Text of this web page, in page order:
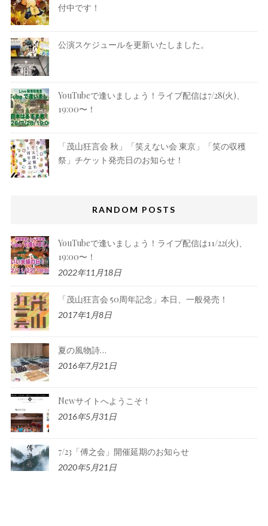
付中です！
公演スケジュールを更新いたしました。
YouTubeで逢いましょう！ライブ配信は7/28(火)、
19:00〜！
「茂山狂言会 秋」「笑えない会 東京」「笑の収穫
祭」チケット発売日のお知らせ！
RANDOM POSTS
YouTubeで逢いましょう！ライブ配信は11/22(火)、
19:00〜！
2022年11月18日
「茂山狂言会 50周年記念」本日、一般発売！
2017年1月8日
夏の風物詩…
2016年7月21日
Newサイトへようこそ！
2016年5月31日
7/23「傅之会」開催延期のお知らせ
2020年5月21日